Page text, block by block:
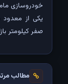
خودروسازی
یکی از
صفر کیلومتر
مطالب